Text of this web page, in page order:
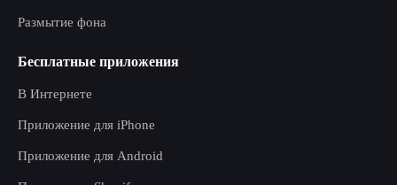
Размытие фона
Бесплатные приложения
В Интернете
Приложение для iPhone
Приложение для Android